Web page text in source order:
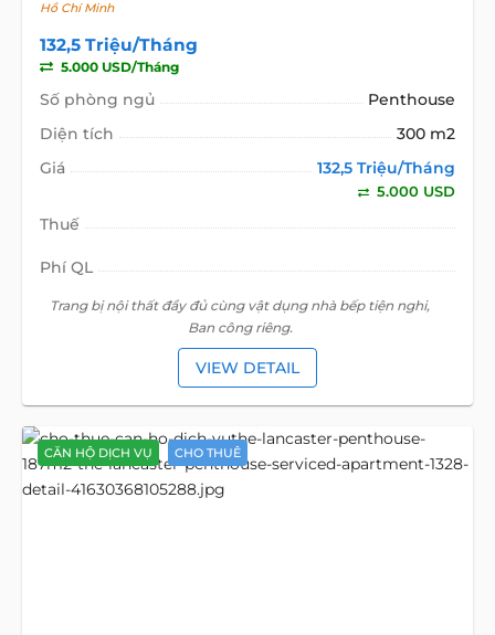
Hồ Chí Minh
132,5 Triệu/Tháng
5.000 USD/Tháng
Số phòng ngủ
Penthouse
Diện tích
300 m2
Giá
132,5 Triệu/Tháng
5.000 USD
Thuế
Phí QL
Trang bị nội thất đầy đủ cùng vật dụng nhà bếp tiện nghi,
Ban công riêng.
VIEW DETAIL
CĂN HỘ DỊCH VỤ CHO THUÊ